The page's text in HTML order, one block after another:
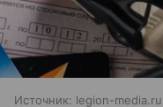
Источник: legion-